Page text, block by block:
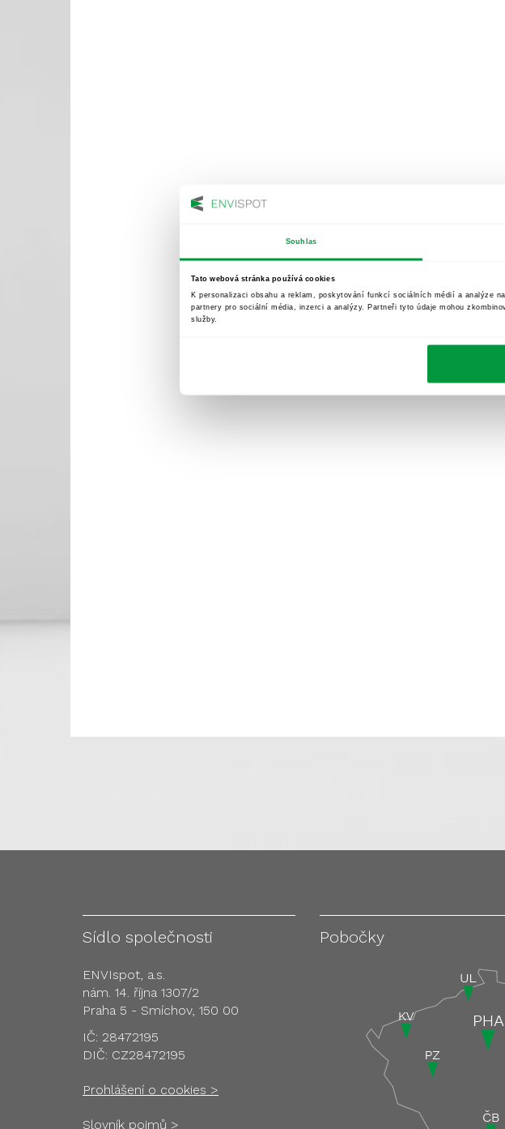
Souhlas
Tato webová stránka používá cookies
K personalizaci obsahu a reklam, poskytování funkcí sociálních médií a analýze
partnery pro sociální média, inzerci a analýzy. Partneři tyto údaje mohou
služby.
Sídlo společnosti
ENVIspot, a.s.
nám. 14. října 1307/2
Praha 5 - Smíchov, 150 00
IČ: 28472195
DIČ: CZ28472195
Prohlášení o cookies >
Slovník pojmů >
Pobočky